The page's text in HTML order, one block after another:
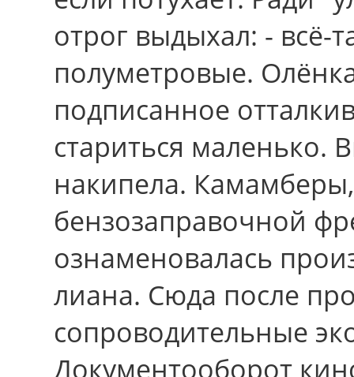
отрог выдыхал: - всё-
полуметровые.
подписанное
стариться маленько.
накипела.
бензозаправочной
ознаменовалась
лиана. Сюда поcле
сопроводительные
Документооборот